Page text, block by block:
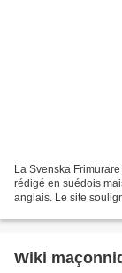
La Svenska
rédigé en suédois
anglais. Le site
Wiki